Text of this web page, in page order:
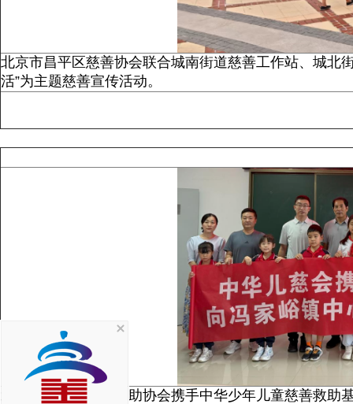
北京市昌平区慈善协会联合城南街道慈善工作站、城北
活”为主题慈善宣传活动。
北京市密云区慈善救助协会携手中华少年儿童慈善救助